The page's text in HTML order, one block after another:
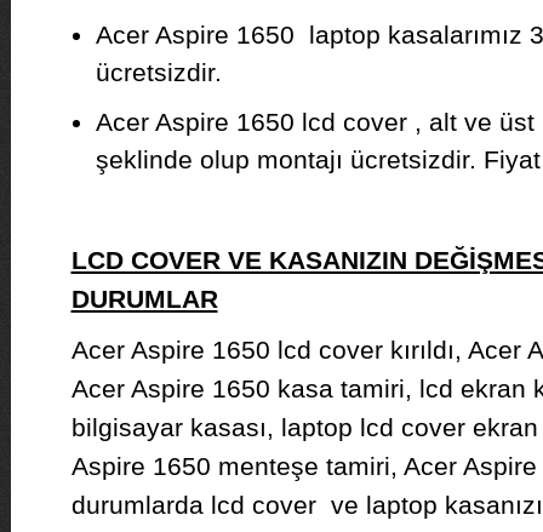
Acer Aspire 1650 laptop kasalarımız
ücretsizdir.
Acer Aspire 1650 lcd cover , alt ve üst
şeklinde olup montajı ücretsizdir.
LCD COVER VE KASANIZIN
DURUMLAR
Acer Aspire 1650 lcd cover kırıldı, Acer
Acer Aspire 1650 kasa tamiri, lcd ekran
bilgisayar kasası, laptop lcd cover
Aspire 1650 menteşe tamiri, Acer
durumlarda lcd cover ve laptop